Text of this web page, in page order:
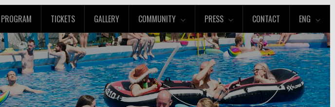
PROGRAM TICKETS GALLERY COMMUNITY PRESS CONTACT ENG